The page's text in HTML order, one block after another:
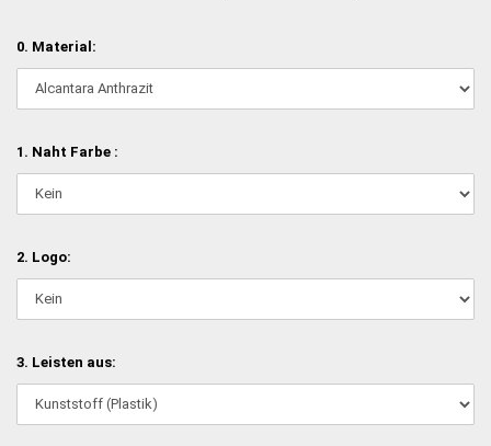
0. Material:
1. Naht Farbe :
2. Logo:
3. Leisten aus: